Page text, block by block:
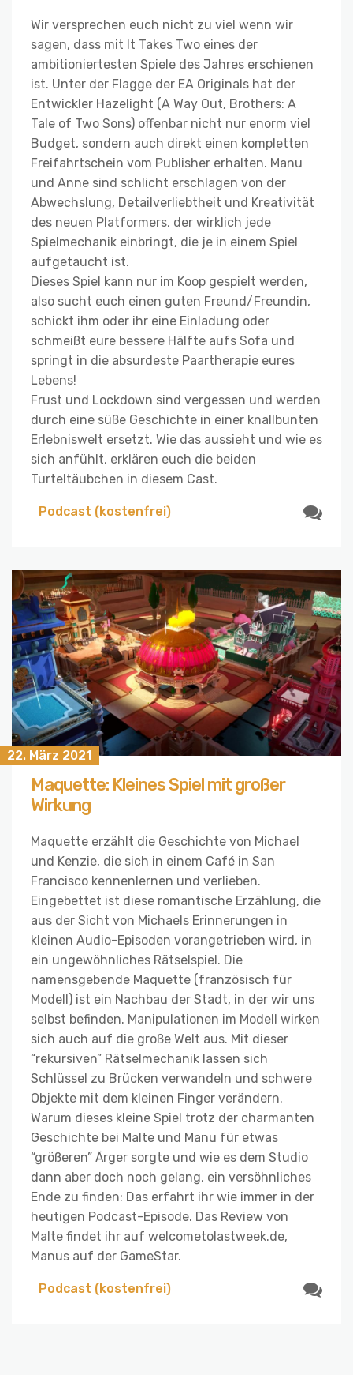
Wir versprechen euch nicht zu viel wenn wir
sagen, dass mit It Takes Two eines der
ambitioniertesten Spiele des Jahres erschienen
ist. Unter der Flagge der EA Originals hat der
Entwickler Hazelight (A Way Out, Brothers: A
Tale of Two Sons) offenbar nicht nur enorm viel
Budget, sondern auch direkt einen kompletten
Freifahrtschein vom Publisher erhalten. Manu
und Anne sind schlicht erschlagen von der
Abwechslung, Detailverliebtheit und Kreativität
des neuen Platformers, der wirklich jede
Spielmechanik einbringt, die je in einem Spiel
aufgetaucht ist.
Dieses Spiel kann nur im Koop gespielt werden,
also sucht euch einen guten Freund/Freundin,
schickt ihm oder ihr eine Einladung oder
schmeißt eure bessere Hälfte aufs Sofa und
springt in die absurdeste Paartherapie eures
Lebens!
Frust und Lockdown sind vergessen und werden
durch eine süße Geschichte in einer knallbunten
Erlebniswelt ersetzt. Wie das aussieht und wie es
sich anfühlt, erklären euch die beiden
Turteltäubchen in diesem Cast.
Podcast (kostenfrei)
22. März 2021
Maquette: Kleines Spiel mit großer
Wirkung
Maquette erzählt die Geschichte von Michael
und Kenzie, die sich in einem Café in San
Francisco kennenlernen und verlieben.
Eingebettet ist diese romantische Erzählung, die
aus der Sicht von Michaels Erinnerungen in
kleinen Audio-Episoden vorangetrieben wird, in
ein ungewöhnliches Rätselspiel. Die
namensgebende Maquette (französisch für
Modell) ist ein Nachbau der Stadt, in der wir uns
selbst befinden. Manipulationen im Modell wirken
sich auch auf die große Welt aus. Mit dieser
“rekursiven” Rätselmechanik lassen sich
Schlüssel zu Brücken verwandeln und schwere
Objekte mit dem kleinen Finger verändern.
Warum dieses kleine Spiel trotz der charmanten
Geschichte bei Malte und Manu für etwas
“größeren” Ärger sorgte und wie es dem Studio
dann aber doch noch gelang, ein versöhnliches
Ende zu finden: Das erfahrt ihr wie immer in der
heutigen Podcast-Episode. Das Review von
Malte findet ihr auf welcometolastweek.de,
Manus auf der GameStar.
Podcast (kostenfrei)